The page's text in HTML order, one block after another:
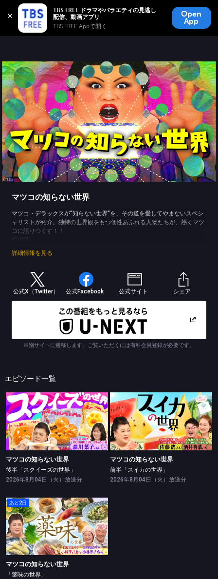
TBS FREE ドラマやバラエティの見逃し
TBS FREE Appで開く
Open
App
TBS FREE
無料見逃し配信
マツコの知らない世界
マツコ・デラックスが“知らない世界”を、その道を愛してやまないスペシ
ャリストが紹介。独特の世界観をもつ個性あふれる人物たちが、熱くマツ
コに語りつくす！！
詳細情報を見る
公式X（Twitter） 公式Facebook 公式サイト シェア
※別サイトに遷移します。ご覧いただくには有料会員登録が必要です。
エピソード一覧
マツコの知らない世界
後半「スクイーズの世界」
マツコの知らない世界
後半「スクイーズの世界」
2026年8月04日（火）放送分
マツコの知らない世界
前半「スイカの世界」
マツコの知らない世界
前半「スイカの世界」
2026年8月04日（火）放送分
あと2日
マツコの知らない世界
「薬味の世界」
マツコの知らない世界
「薬味の世界」